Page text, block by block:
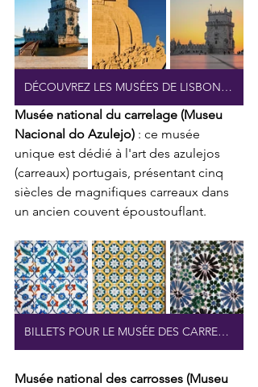
DÉCOUVREZ LES MUSÉES DE LISBONNE
Musée national du carrelage (Museu
Nacional do Azulejo) : ce musée
unique est dédié à l'art des azulejos
(carreaux) portugais, présentant cinq
siècles de magnifiques carreaux dans
un ancien couvent époustouflant.
BILLETS POUR LE MUSÉE DES CARREAUX DE LISBONNE
Musée national des carrosses (Museu